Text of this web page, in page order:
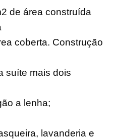
de área construída
coberta. Construção
suíte mais dois
a lenha;
lavanderia e